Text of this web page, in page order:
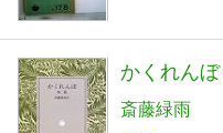
かくれん
斎藤緑雨